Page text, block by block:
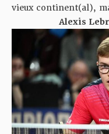
vieux continent(al),
Alexis